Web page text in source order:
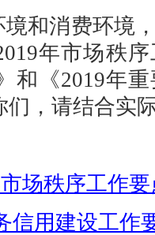
和消费环境
年市场秩
和《2019年
，请结合实
场秩序工作
信用建设工作